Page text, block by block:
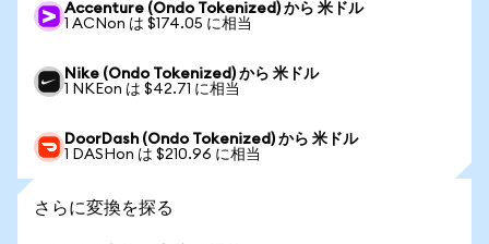
Accenture (Ondo Tokenized) から 米ドル
1 ACNon は $174.05 に相当
Nike (Ondo Tokenized) から 米ドル
1 NKEon は $42.71 に相当
DoorDash (Ondo Tokenized) から 米ドル
1 DASHon は $210.96 に相当
さらに変換を探る